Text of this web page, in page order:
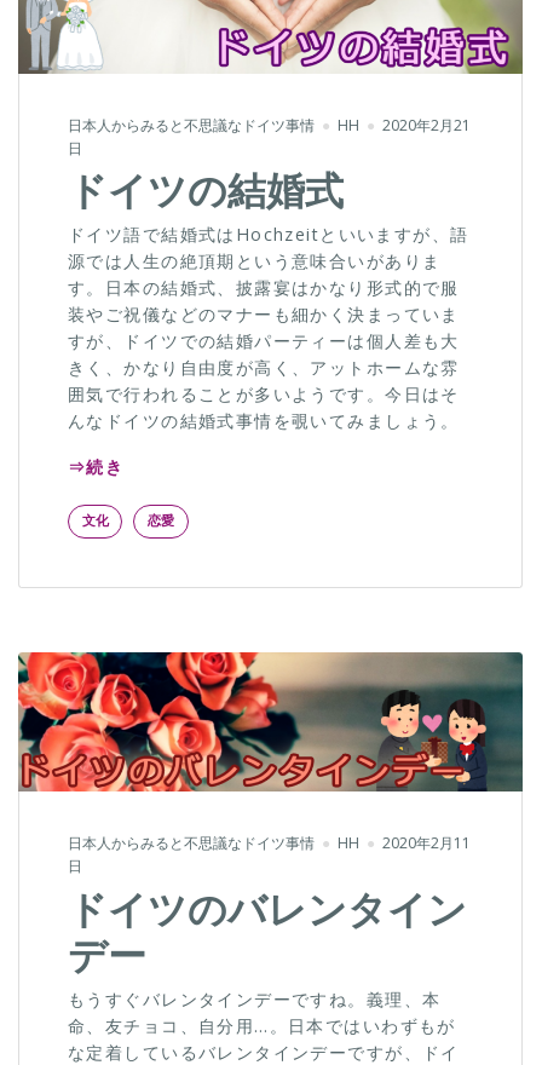
日本人からみると不思議なドイツ事情 HH
2020年2月21
日
ドイツの結婚式
ドイツ語で結婚式はHochzeitといいますが、語
源では人生の絶頂期という意味合いがありま
す。日本の結婚式、披露宴はかなり形式的で服
装やご祝儀などのマナーも細かく決まっていま
すが、ドイツでの結婚パーティーは個人差も大
きく、かなり自由度が高く、アットホームな雰
囲気で行われることが多いようです。今日はそ
んなドイツの結婚式事情を覗いてみましょう。
⇒続き
文化 恋愛
日本人からみると不思議なドイツ事情 HH
2020年2月11
日
ドイツのバレンタイン
デー
もうすぐバレンタインデーですね。義理、本
命、友チョコ、自分用…。日本ではいわずもが
な定着しているバレンタインデーですが、ドイ